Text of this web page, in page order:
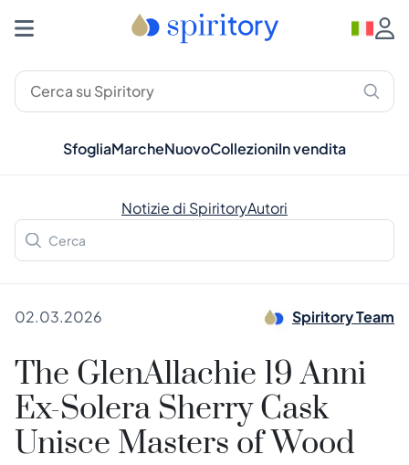
SfogliaMarcheNuovoCollezioniIn vendita
Notizie di SpiritoryAutori
02.03.2026 Spiritory Team
The GlenAllachie 19 Anni
Ex-Solera Sherry Cask
Unisce Masters of Wood